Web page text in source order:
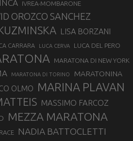
IVREA-MOMBARONE
OROZCO SANCHEZ
LISA BORZANI
CARRARA LUCA CERVA LUCA DEL PERO
MARATONA DI NEW YORK
MARATONA DI TORINO MARATONINA
OLMO MARINA PLAVAN
MASSIMO FARCOZ
MEZZA MARATONA
NADIA BATTOCLETTI